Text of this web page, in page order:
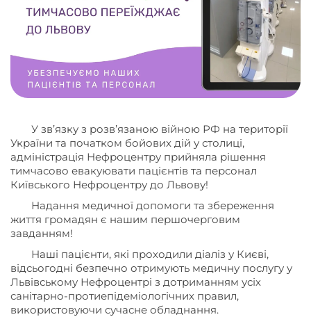
У зв’язку з розв’язаною війною РФ на території
України та початком бойових дій у столиці,
адміністрація Нефроцентру прийняла рішення
тимчасово евакуювати пацієнтів та персонал
Київського Нефроцентру до Львову!
Надання медичної допомоги та збереження
життя громадян є нашим першочерговим
завданням!
Наші пацієнти, які проходили діаліз у Києві,
відсьогодні безпечно отримують медичну послугу у
Львівському Нефроцентрі з дотриманням усіх
санітарно-протиепідеміологічних правил,
використовуючи сучасне обладнання.